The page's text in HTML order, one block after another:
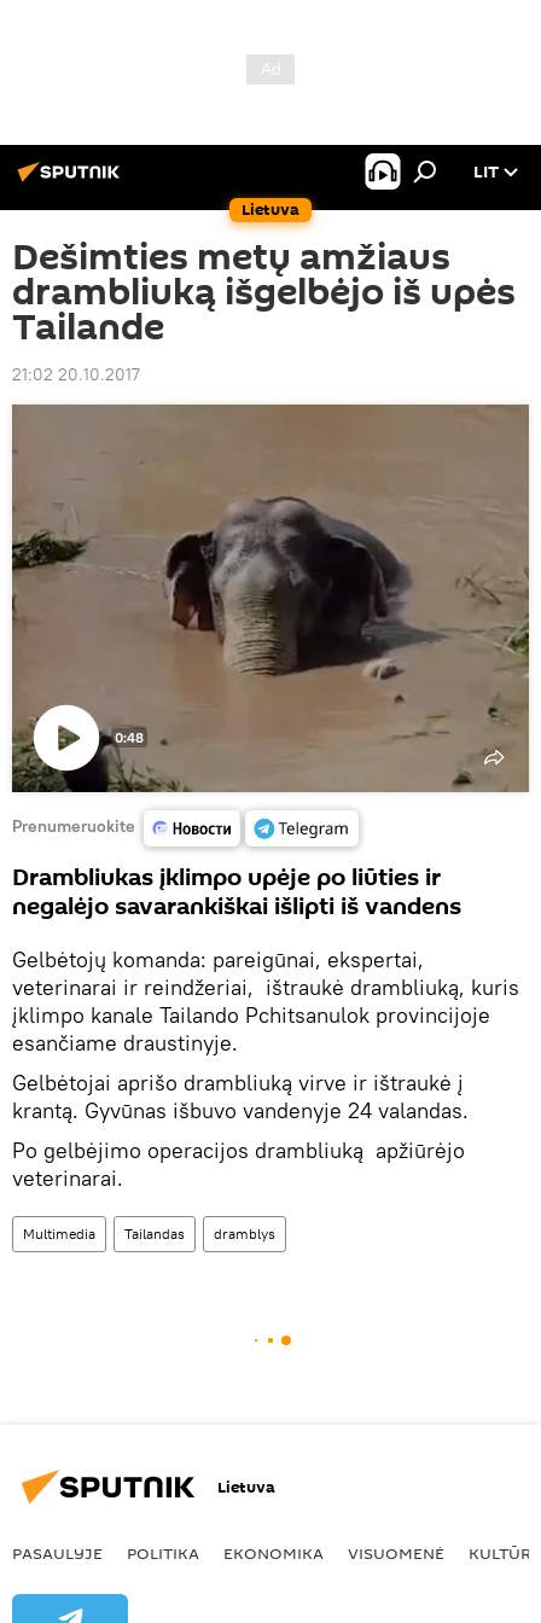
Lietuva
LIT
Dešimties metų amžiaus
drambliuką išgelbėjo iš upės
Tailande
21:02 20.10.2017
Paleisti
įrašą
0:48
Prenumeruokite
Drambliukas įklimpo upėje po liūties ir
negalėjo savarankiškai išlipti iš vandens
Gelbėtojų komanda: pareigūnai, ekspertai,
veterinarai ir reindžeriai, ištraukė drambliuką, kuris
įklimpo kanale Tailando Pchitsanulok provincijoje
esančiame draustinyje.
Gelbėtojai aprišo drambliuką virve ir ištraukė į
krantą. Gyvūnas išbuvo vandenyje 24 valandas.
Po gelbėjimo operacijos drambliuką apžiūrėjo
veterinarai.
Multimedia Tailandas dramblys
Lietuva
PASAULYJE POLITIKA EKONOMIKA VISUOMENĖ KULTŪRA